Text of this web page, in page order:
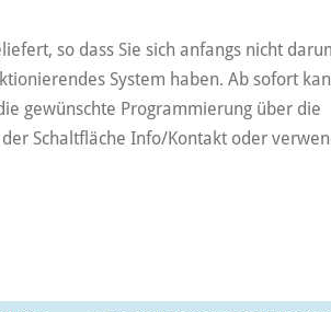
so dass Sie sich anfangs nicht
System haben. Ab sofort
gewünschte Programmierung über die
Schaltfläche Info/Kontakt oder